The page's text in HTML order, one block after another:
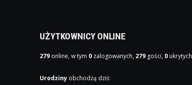
UŻYTKOWNICY ONLINE
279 online, w tym 0 zalogowanych, 279 gości, 0 ukrytych
Urodziny obchodzą dziś: